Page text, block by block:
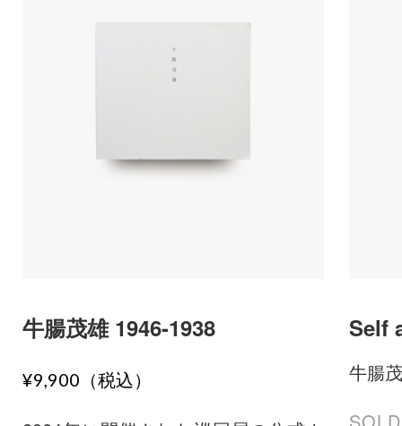
牛腸茂雄 1946-1938
¥9,900（税込）
Self
牛腸